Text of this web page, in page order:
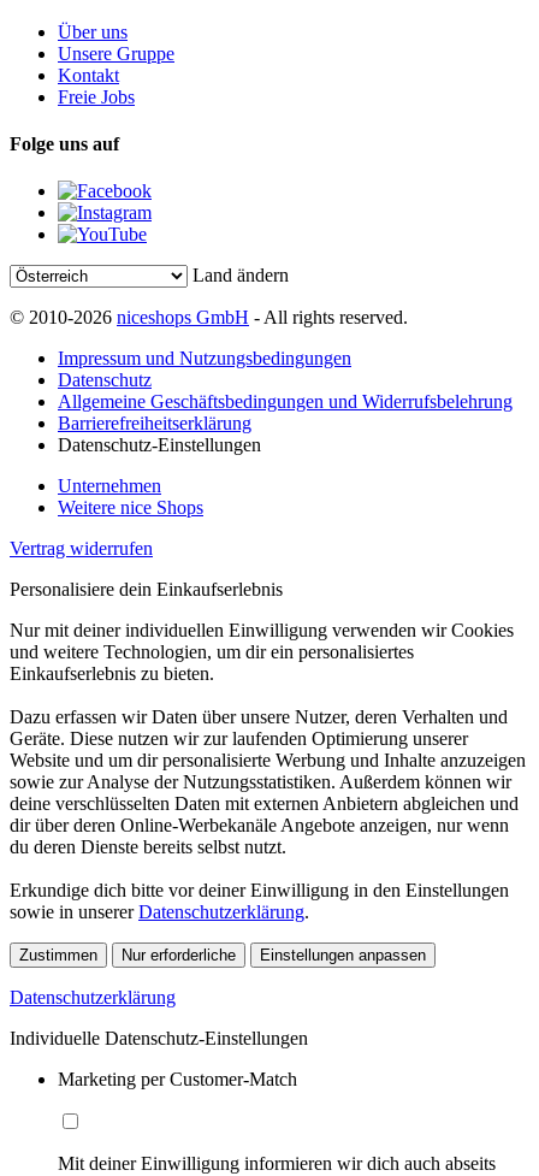
Über uns
Unsere Gruppe
Kontakt
Freie Jobs
Folge uns auf
Land ändern
© 2010-2026 niceshops GmbH - All rights reserved.
Impressum und Nutzungsbedingungen
Datenschutz
Allgemeine Geschäftsbedingungen und Widerrufsbelehrung
Barrierefreiheitserklärung
Datenschutz-Einstellungen
Unternehmen
Weitere nice Shops
Vertrag widerrufen
Personalisiere dein Einkaufserlebnis
Nur mit deiner individuellen Einwilligung verwenden wir Cookies
und weitere Technologien, um dir ein personalisiertes
Einkaufserlebnis zu bieten.
Dazu erfassen wir Daten über unsere Nutzer, deren Verhalten und
Geräte. Diese nutzen wir zur laufenden Optimierung unserer
Website und um dir personalisierte Werbung und Inhalte anzuzeigen
sowie zur Analyse der Nutzungsstatistiken. Außerdem können wir
deine verschlüsselten Daten mit externen Anbietern abgleichen und
dir über deren Online-Werbekanäle Angebote anzeigen, nur wenn
du deren Dienste bereits selbst nutzt.
Erkundige dich bitte vor deiner Einwilligung in den Einstellungen
sowie in unsererDatenschutzerklärung.
Zustimmen Nur erforderliche Einstellungen anpassen
Datenschutzerklärung
Individuelle Datenschutz-Einstellungen
Marketing per Customer-Match
Mit deiner Einwilligung informieren wir dich auch abseits